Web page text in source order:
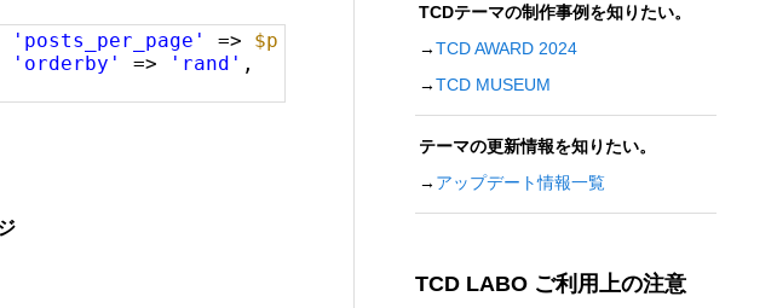
TCDテーマの制作事例を知りたい。
→TCD AWARD 2024
→TCD MUSEUM
テーマの更新情報を知りたい。
→ アップデート情報一覧
TCD LABO ご利用上の注意
'posts_per_page' => $p
'orderby' => 'rand' ,